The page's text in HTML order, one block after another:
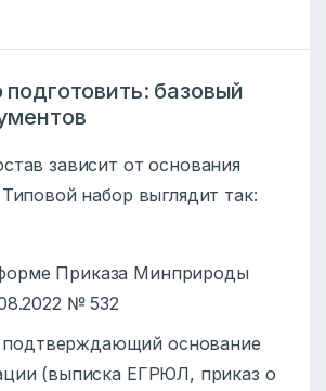
базовый
зависит от основания
набор выглядит так:
Приказа Минприроды
№ 532
основание
(выписка ЕГРЮЛ, приказ о